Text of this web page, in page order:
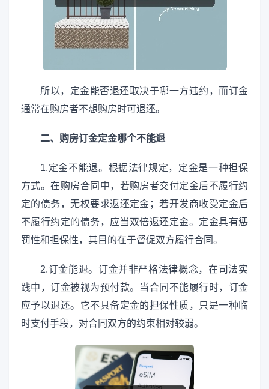
所以，定金能否退还取决于哪一方违约，而订金
通常在购房者不想购房时可退还。
二、购房订金定金哪个不能退
1.定金不能退。根据法律规定，定金是一种担保
方式。在购房合同中，若购房者交付定金后不履行约
定的债务，无权要求返还定金；若开发商收受定金后
不履行约定的债务，应当双倍返还定金。定金具有惩
罚性和担保性，其目的在于督促双方履行合同。
2.订金能退。订金并非严格法律概念，在司法实
践中，订金被视为预付款。当合同不能履行时，订金
应予以退还。它不具备定金的担保性质，只是一种临
时支付手段，对合同双方的约束相对较弱。